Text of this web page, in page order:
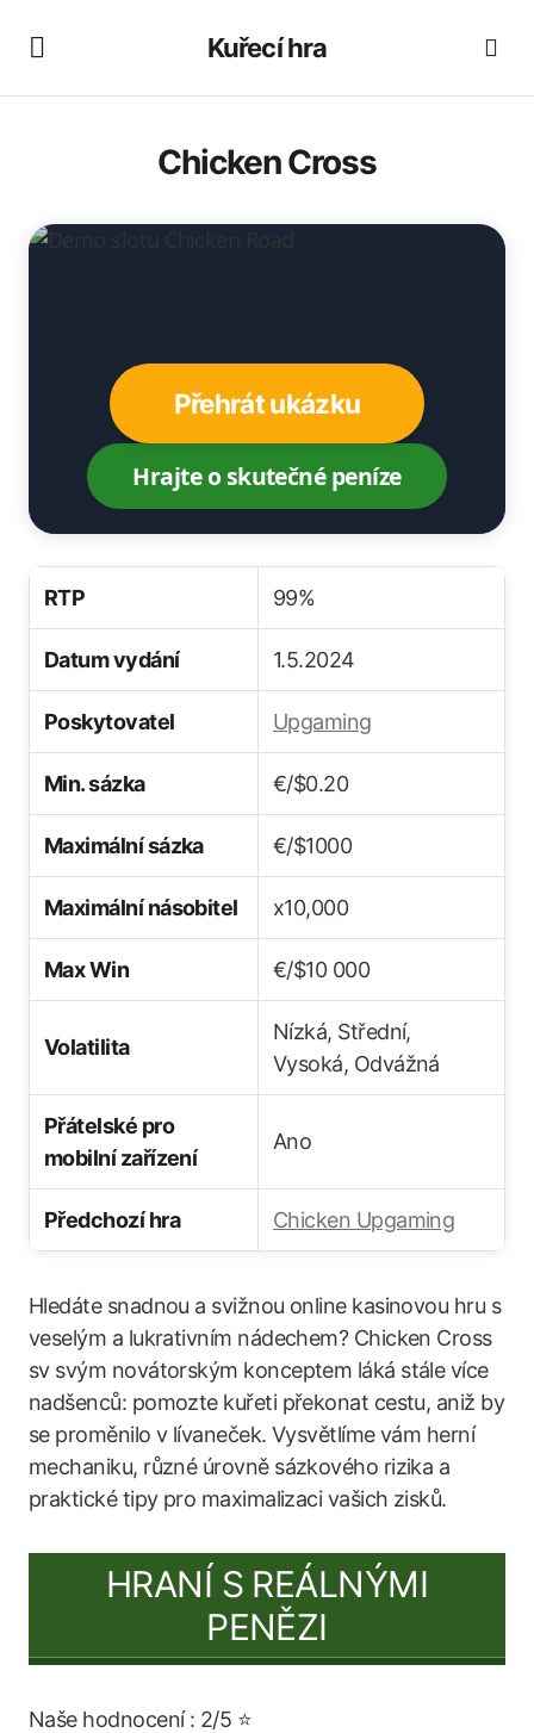
Kuřecí hra
Chicken Cross
Přehrát ukázku
Hrajte o skutečné peníze
RTP 99%
Datum vydání 1.5.2024
Poskytovatel Upgaming
Min. sázka €/$0.20
Maximální sázka €/$1000
Maximální násobitel x10,000
Max Win €/$10 000
Volatilita
Nízká, Střední,
Vysoká, Odvážná
Přátelské pro
mobilní zařízení
Ano
Předchozí hra Chicken Upgaming
Hledáte snadnou a svižnou online kasinovou hru s
veselým a lukrativním nádechem? Chicken Cross
sv svým novátorským konceptem láká stále více
nadšenců: pomozte kuřeti překonat cestu, aniž by
se proměnilo v lívaneček. Vysvětlíme vám herní
mechaniku, různé úrovně sázkového rizika a
praktické tipy pro maximalizaci vašich zisků.
HRANÍ S REÁLNÝMI
PENĚZI
Naše hodnocení : 2/5 ⭐